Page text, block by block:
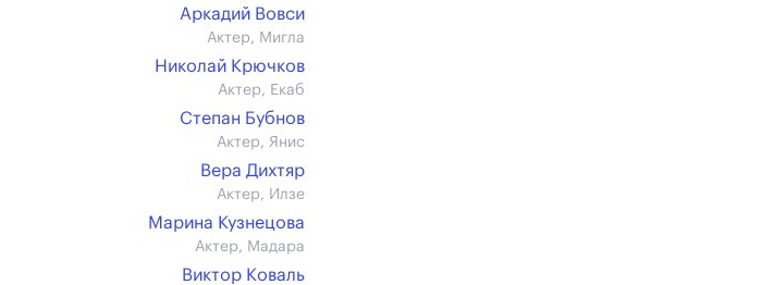
Аркадий Вовси
Актер, Мигла
Николай Крючков
Актер, Екаб
Степан Бубнов
Актер, Янис
Вера Дихтяр
Актер, Илзе
Марина Кузнецова
Актер, Мадара
Виктор Коваль